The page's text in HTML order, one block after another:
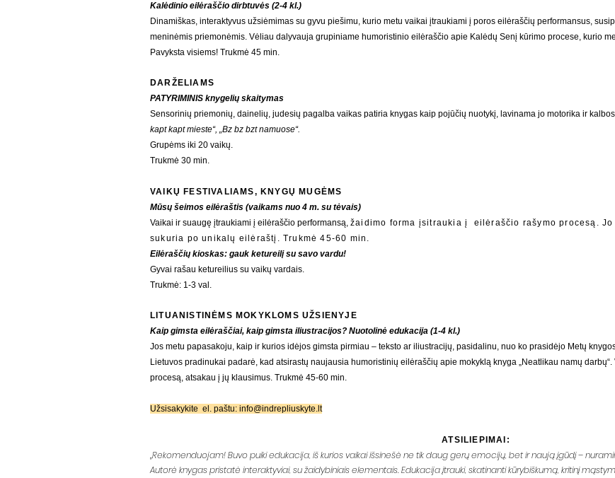
Kalėdinio eilėraščio dirbtuvės (2-4 kl.)
Dinamiškas, interaktyvus užsiėmimas su gyvu piešimu, kurio metu vaikai įtraukiami į poros eilėraščių performansus,
meninėmis priemonėmis. Vėliau dalyvauja grupiniame humoristinio eilėraščio apie Kalėdų Senį kūrimo procese, kurio
Pavyksta visiems! Trukmė 45 min.
DARŽELIAMS
PATYRIMINIS knygelių skaitymas
Sensorinių priemonių, dainelių, judesių pagalba vaikas patiria knygas kaip pojūčių nuotykį, lavinama jo motorika ir
kapt kapt mieste“, „Bz bz bzt namuose“.
Grupėms iki 20 vaikų.
Trukmė 30 min.
VAIKŲ FESTIVALIAMS, KNYGŲ MUGĖMS
Mūsų šeimos eilėraštis (vaikams nuo 4 m. su tėvais)
​Vaikai ir suaugę įtraukiami į eilėraščio performansą, žaidimo forma įsitraukia į eilėraščio rašymo procesą.
sukuria po unikalų eilėraštį. Trukmė 45-60 min.​
Eilėraščių kioskas: gauk ketureilį su savo vardu!
Gyvai rašau ketureilius su vaikų vardais.
Trukmė: 1-3 val.
LITUANISTINĖMS MOKYKLOMS UŽSIENYJE
Kaip gimsta eilėraščiai, kaip gimsta iliustracijos? Nuotolinė edukacija (1-4 kl.)
Jos metu papasakoju, kaip ir kurios idėjos gimsta pirmiau – teksto ar iliustracijų, pasidalinu, nuo ko prasidėjo Metų
Lietuvos pradinukai padarė, kad atsirastų naujausia humoristinių eilėraščių apie mokyklą knyga „Neatlikau namų
procesą, atsakau į jų klausimus. Trukmė 45-60 min.
Užsisakykite el. paštu: info@indrepliuskyte.lt
ATSILIEPIMAI:
„Rekomenduojam! Buvo puiki edukacija, iš kurios vaikai išsinešė ne tik daug gerų emocijų, bet ir naują įgūdį –
Autorė knygas pristatė interaktyviai, su žaidybiniais elementais. Edukacija įtrauki, skatinanti kūrybiškumą, kritinį